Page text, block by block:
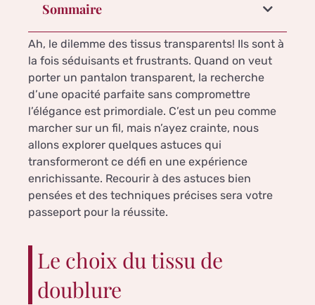
Sommaire
Ah, le dilemme des tissus transparents! Ils sont à
la fois séduisants et frustrants. Quand on veut
porter un pantalon transparent, la recherche
d’une opacité parfaite sans compromettre
l’élégance est primordiale. C’est un peu comme
marcher sur un fil, mais n’ayez crainte, nous
allons explorer quelques astuces qui
transformeront ce défi en une expérience
enrichissante. Recourir à des astuces bien
pensées et des techniques précises sera votre
passeport pour la réussite.
Le choix du tissu de
doublure